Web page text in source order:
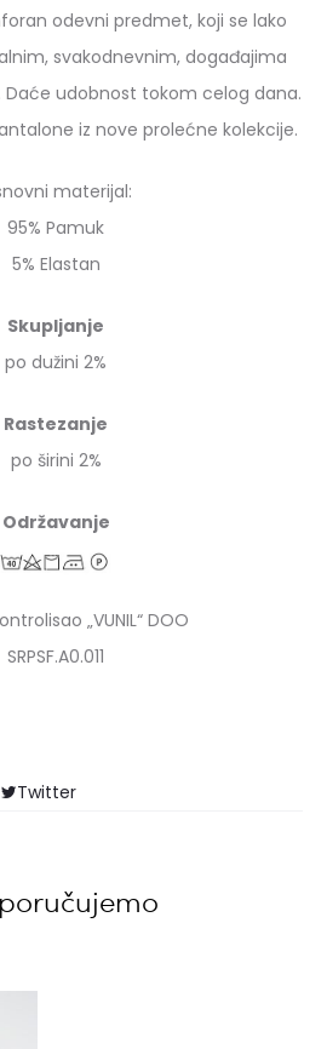
odevni predmet, koji se lako
svakodnevnim, događajima
udobnost tokom celog dana.
iz nove prolećne kolekcije.
materijal:
95% Pamuk
5% Elastan
Skupljanje
po dužini 2%
Rastezanje
po širini 2%
Održavanje
„VUNIL“ DOO
SRPSF.A0.011
Twitter